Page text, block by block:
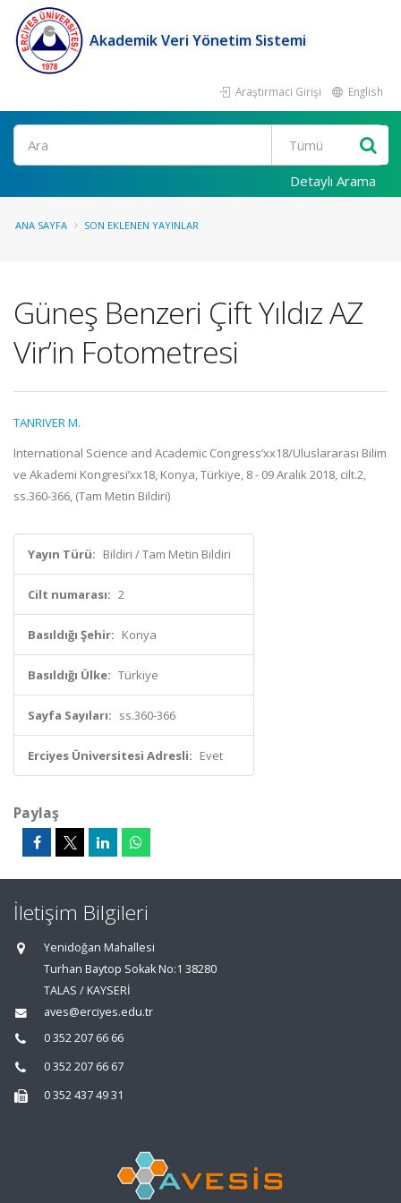
Akademik Veri Yönetim Sistemi
Araştırmacı Girişi English
Ara
Detaylı Arama
ANA SAYFA SON EKLENEN YAYINLAR
Güneş Benzeri Çift Yıldız AZ
Vir’in Fotometresi
TANRIVER M.
International Science and Academic Congress’xx18/Uluslararası Bilim
ve Akademi Kongresi’xx18, Konya, Türkiye, 8 - 09 Aralık 2018, cilt.2,
ss.360-366, (Tam Metin Bildiri)
Yayın Türü: Bildiri / Tam Metin Bildiri
Cilt numarası: 2
Basıldığı Şehir: Konya
Basıldığı Ülke: Türkiye
Sayfa Sayıları: ss.360-366
Erciyes Üniversitesi Adresli: Evet
Paylaş
İletişim Bilgileri
Yenidoğan Mahallesi
Turhan Baytop Sokak No:1 38280
TALAS / KAYSERİ
aves@erciyes.edu.tr
0 352 207 66 66
0 352 207 66 67
0 352 437 49 31